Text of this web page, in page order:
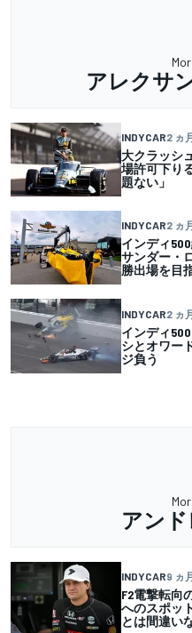
アレクサ
INDYCAR2 ヵ
大クラッシ
場許可下り
題ない」
INDYCAR2 ヵ
インディ
サンダー・
勝出場を目
INDYCAR2 ヵ
インディ
シとオワー
ジ負う
アン
INDYCAR9 ヵ
F2電撃転向
へのスポッ
とは間違い